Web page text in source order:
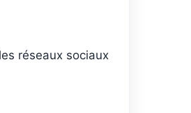
réseaux sociaux